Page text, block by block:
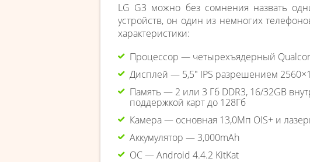
LG G3 можно без сомнения назвать
устройств, он один из немногих
характеристики:
Процессор — четырехъядерный
Дисплей — 5,5″ IPS разрешением
Память — 2 или 3 Гб DDR3, 16/32GB
поддержкой карт до 128Гб
Камера — основная 13,0Мп OIS+ и
Аккумулятор — 3,000mAh
ОС — Android 4.4.2 KitKat